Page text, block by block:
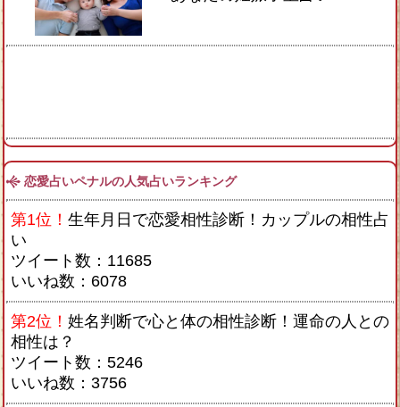
恋愛占いペナルの人気占いランキング
第1位！ 生年月日で恋愛相性診断！カップルの相性占
い
ツイート数：11685
いいね数：6078
第2位！ 姓名判断で心と体の相性診断！運命の人との
相性は？
ツイート数：5246
いいね数：3756